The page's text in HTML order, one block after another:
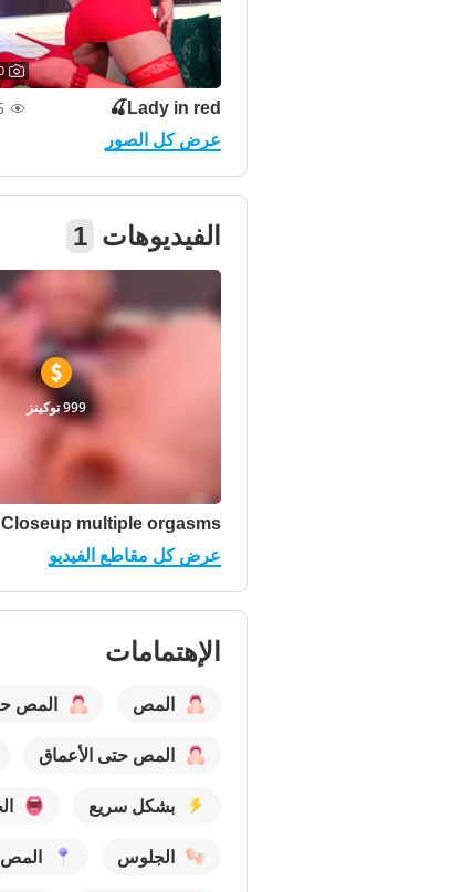
Lady in red🍒
عرض كل الصور
الفيديوهات 1
999 توكينز
Closeup multiple orgasms
عرض كل مقاطع الفيديو
الإهتمامات
المص المص
المص حتى الأعماق
بشكل سريع
الجلوس المص